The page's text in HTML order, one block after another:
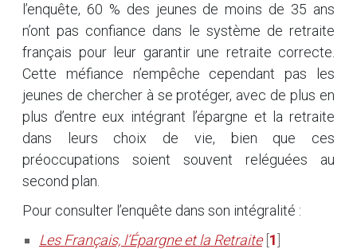
l’enquête, 60 % des jeunes de moins de 35 ans
n’ont pas confiance dans le système de retraite
français pour leur garantir une retraite correcte.
Cette méfiance n’empêche cependant pas les
jeunes de chercher à se protéger, avec de plus en
plus d’entre eux intégrant l’épargne et la retraite
dans leurs choix de vie, bien que ces
préoccupations soient souvent reléguées au
second plan.
Pour consulter l’enquête dans son intégralité :
Les Français, l’Épargne et la Retraite[ 1